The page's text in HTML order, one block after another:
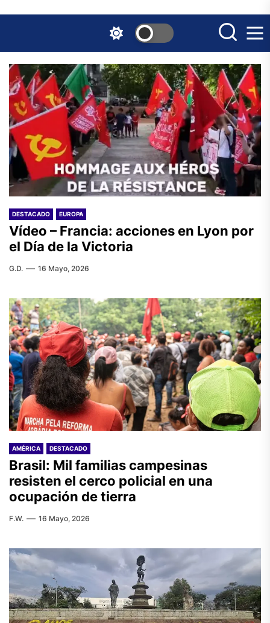
the
content
DESTACADO EUROPA
Vídeo – Francia: acciones en Lyon por
el Día de la Victoria
G.D. 16 Mayo, 2026
AMÉRICA DESTACADO
Brasil: Mil familias campesinas
resisten el cerco policial en una
ocupación de tierra
F.W. 16 Mayo, 2026